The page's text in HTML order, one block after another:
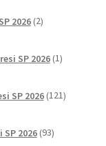
2026 2izdelka
SP 2026 1izdelek
SP 2026 121izdelkov
2026 93izdelkov